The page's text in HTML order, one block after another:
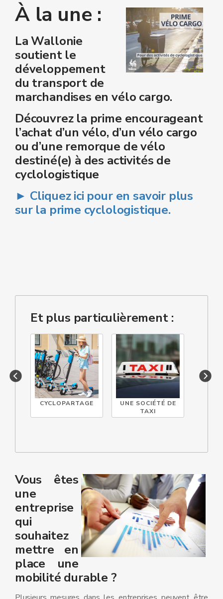
À la une :
La Wallonie
soutient le
développement
du transport de
marchandises en vélo cargo.
Découvrez la prime encourageant
l’achat d’un vélo, d’un vélo cargo
ou d’une remorque de vélo
destiné(e) à des activités de
cyclologistique
► Cliquez ici pour en savoir plus
sur la prime cyclologistique.
Et plus particulièrement :
CYCLOPARTAGE
UNE SOCIÉTÉ DE
TAXI
Vous êtes
une
entreprise
qui
souhaitez
mettre en
place une
mobilité durable ?